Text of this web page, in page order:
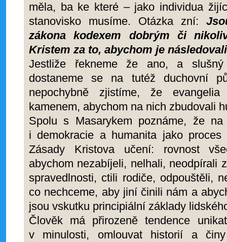
měla, ba ke které – jako individua
stanovisko musíme. Otázka zní:
zákona kodexem dobrým či
Kristem za to, abychom je
Jestliže řekneme že ano, a
dostaneme se na tutéž duchovní
nepochybně zjistíme, že
kamenem, abychom na nich zbudovali
Spolu s Masarykem poznáme, že
i demokracie a humanita jako
Zásady Kristova učení: rovnost
abychom nezabíjeli, nelhali, neodpírali
spravedlnosti, ctili rodiče, odpouštěli,
co nechceme, aby jiní činili nám a
jsou vskutku principiální základy
Člověk má přirozeně tendence
v minulosti, omlouvat historií a